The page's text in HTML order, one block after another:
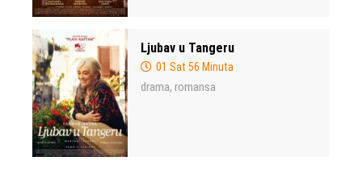
Ljubav u Tangeru
01 Sat 56 Minuta
drama, romansa